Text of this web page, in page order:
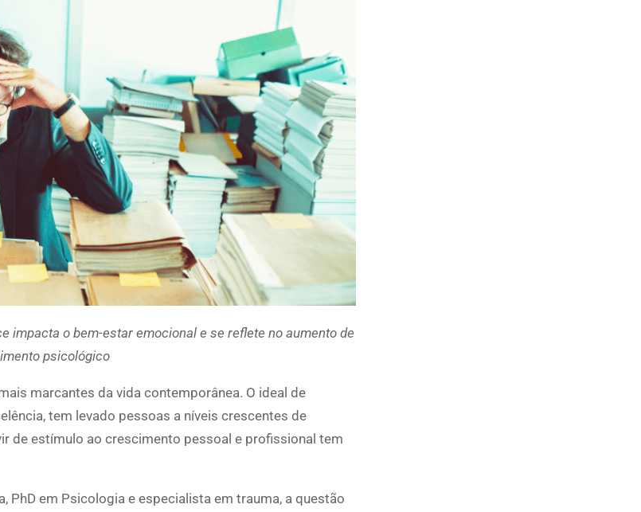
impacta o bem-estar emocional e se reflete no aumento de
psicológico
marcantes da vida contemporânea. O ideal de
tem levado pessoas a níveis crescentes de
de estímulo ao crescimento pessoal e profissional tem
PhD em Psicologia e especialista em trauma, a questão